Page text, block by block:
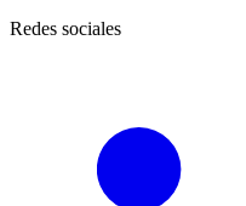
Redes sociales